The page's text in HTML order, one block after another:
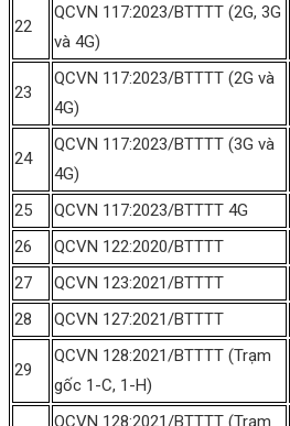
22
QCVN 117:2023/BTTTT (2G, 3G
và 4G)
23
QCVN 117:2023/BTTTT (2G và
4G)
24
QCVN 117:2023/BTTTT (3G và
4G)
25 QCVN 117:2023/BTTTT 4G
26
QCVN 122:2020/BTTTT
27
QCVN 123:2021/BTTTT
28
QCVN 127:2021/BTTTT
29
QCVN 128:2021/BTTTT (Trạm
gốc 1-C, 1-H)
QCVN 128:2021/BTTTT (Trạm